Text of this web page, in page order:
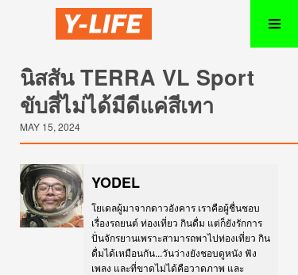
นิสสัน TERRA VL Sport
ขับสี่ไม่ได้มีดีแค่สีเทา
MAY 15, 2024
YODEL
โยเดลผู้มาจากดาวอังคาร เราคือผู้ชื่นชอบ
เรื่องรถยนต์ ท่องเที่ยว กินดื่ม แต่ก็ยังรักการ
ปั่นจักรยานเพราะสามารถพาไปท่องเที่ยว กิน
ดื่มได้เหมือนกัน...วันว่างยังชอบดูหนัง ฟัง
เพลง และที่ขาดไม่ได้คือวาดภาพ และ